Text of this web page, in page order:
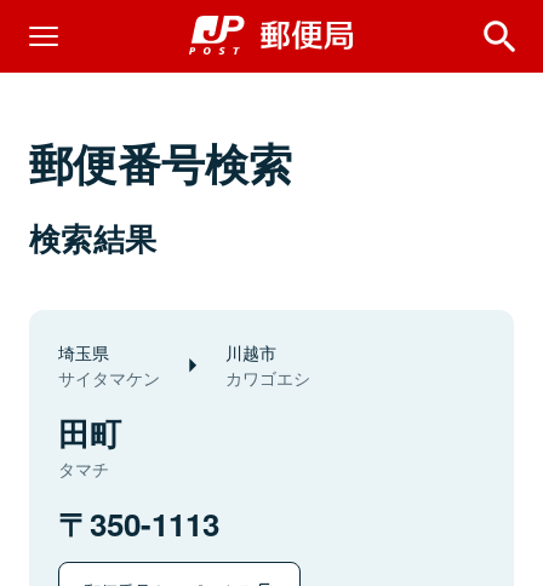
郵便番号検索
検索結果
埼玉県
サイタマケン
川越市
カワゴエシ
田町
タマチ
350-1113